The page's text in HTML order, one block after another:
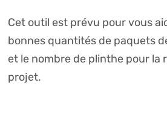
Cet outil est prévu pour vous
bonnes quantités de paquets
et le nombre de plinthe pour la
projet.